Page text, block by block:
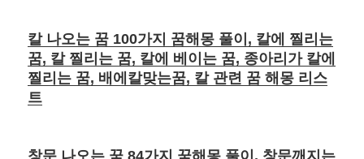
칼 나오는 꿈 100가지 꿈해몽 풀이, 칼에 찔리는
꿈, 칼 찔리는 꿈, 칼에 베이는 꿈, 종아리가 칼에
찔리는 꿈, 배에칼맞는꿈, 칼 관련 꿈 해몽 리스
트